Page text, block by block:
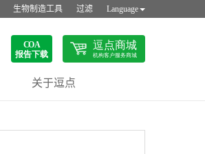
生物制造工具 过滤 Language
关于逗点